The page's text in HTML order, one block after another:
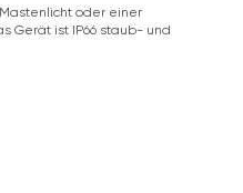
oder einer
Gerät ist IP66 staub- und